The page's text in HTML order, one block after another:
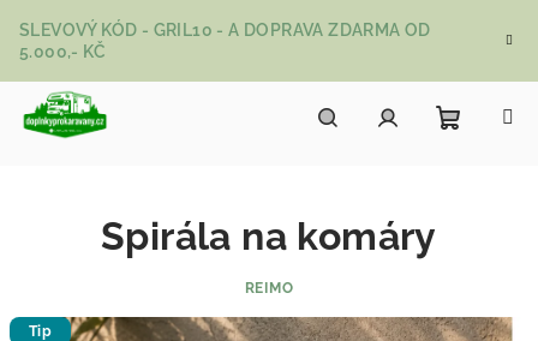
SLEVOVÝ KÓD - GRIL10 - A DOPRAVA ZDARMA OD
5.000,- KČ
Spirála na komáry
REIMO
Tip